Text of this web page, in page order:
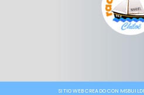
SITIO WEB CREADO CON